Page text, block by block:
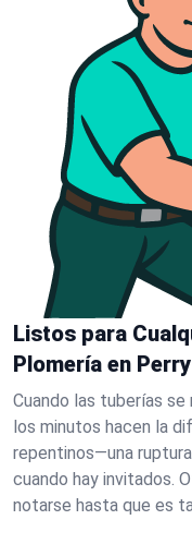
Listos para
Plomería en Perry
Cuando las tuberías se
los minutos hacen la
repentinos—una
cuando hay invitados.
notarse hasta que es